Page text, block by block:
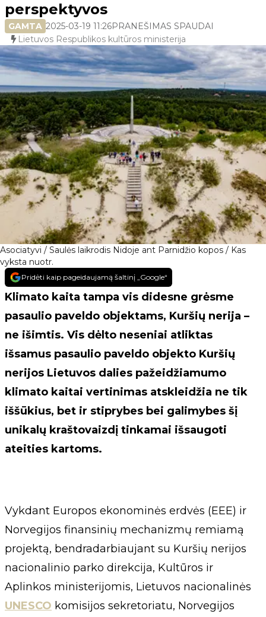
Asociatyvi / Saulės laikrodis Nidoje ant Parnidžio kopos / Kas
vyksta nuotr.
perspektyvos
GAMTA 2025-03-19 11:26PRANEŠIMAS SPAUDAI
Lietuvos Respublikos kultūros ministerija
Pridėti kaip pageidaujamą šaltinį „Google“
Klimato kaita tampa vis didesne grėsme
pasaulio paveldo objektams, Kuršių nerija –
ne išimtis. Vis dėlto neseniai atliktas
išsamus pasaulio paveldo objekto Kuršių
nerijos Lietuvos dalies pažeidžiamumo
klimato kaitai vertinimas atskleidžia ne tik
iššūkius, bet ir stiprybes bei galimybes šį
unikalų kraštovaizdį tinkamai išsaugoti
ateities kartoms.
Vykdant Europos ekonominės erdvės (EEE) ir
Norvegijos finansinių mechanizmų remiamą
projektą, bendradarbiaujant su Kuršių nerijos
nacionalinio parko direkcija, Kultūros ir
Aplinkos ministerijomis, Lietuvos nacionalinės
UNESCO komisijos sekretoriatu, Norvegijos